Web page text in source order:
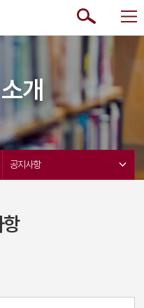
개
공지사항